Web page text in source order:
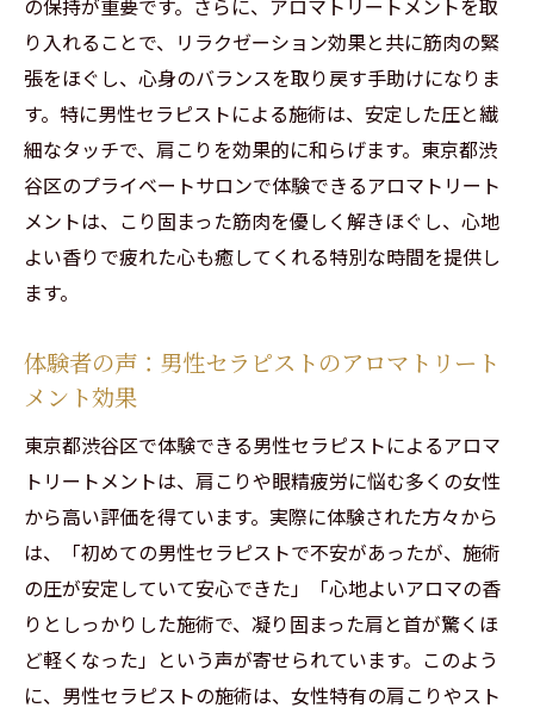
サロンが提供する特別なリラクゼーション
メニュー
継続的な施術で得られる健康効果
口コミで人気の理由とその魅力
完全個室でリラックス！千駄ヶ谷のアロマトリ
ートメントサロン
千駄ヶ谷サロンのこだわりのインテリア
リラックスできる施術環境の重要性
サロンの施術メニューとその特徴
アロマトリートメントによる心身のリセッ
ト方法
サロン利用者の声から学ぶリラクゼーショ
ンの効果
り入れることで、リラクゼーション効果と共に筋肉の緊
張をほぐし、心身のバランスを取り戻す手助けになりま
す。特に男性セラピストによる施術は、安定した圧と繊
細なタッチで、肩こりを効果的に和らげます。東京都渋
谷区のプライベートサロンで体験できるアロマトリート
メントは、こり固まった筋肉を優しく解きほぐし、心地
よい香りで疲れた心も癒してくれる特別な時間を提供し
ます。
体験者の声：男性セラピストのアロマトリート
メント効果
東京都渋谷区で体験できる男性セラピストによるアロマ
トリートメントは、肩こりや眼精疲労に悩む多くの女性
から高い評価を得ています。実際に体験された方々から
は、「初めての男性セラピストで不安があったが、施術
の圧が安定していて安心できた」「心地よいアロマの香
りとしっかりした施術で、凝り固まった肩と首が驚くほ
ど軽くなった」という声が寄せられています。このよう
に、男性セラピストの施術は、女性特有の肩こりやスト